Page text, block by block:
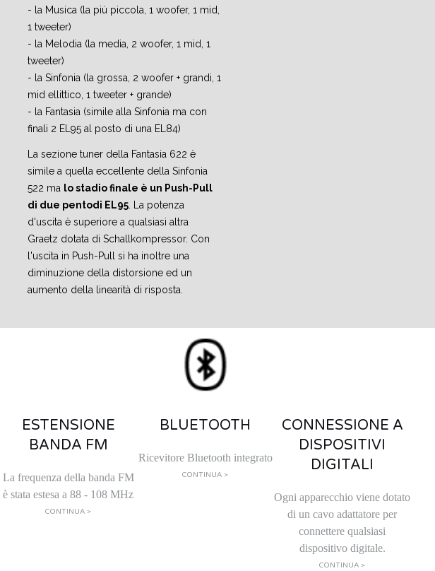
- la Musica (la più piccola, 1 woofer, 1 mid,
1 tweeter)
- la Melodia (la media, 2 woofer, 1 mid, 1
tweeter)
- la Sinfonia (la grossa, 2 woofer + grandi, 1
mid ellittico, 1 tweeter + grande)
- la Fantasia (simile alla Sinfonia ma con
finali 2 EL95 al posto di una EL84)
La sezione tuner della Fantasia 622 è
simile a quella eccellente della Sinfonia
522 ma lo stadio finale è un Push-Pull
di due pentodi EL95. La potenza
d'uscita è superiore a qualsiasi altra
Graetz dotata di Schallkompressor. Con
l'uscita in Push-Pull si ha inoltre una
diminuzione della distorsione ed un
aumento della linearità di risposta.
ESTENSIONE
BANDA FM
La frequenza della banda FM
è stata estesa a 88 - 108 MHz
CONTINUA >
BLUETOOTH
Ricevitore Bluetooth integrato
CONTINUA >
CONNESSIONE A
DISPOSITIVI
DIGITALI
Ogni apparecchio viene dotato
di un cavo adattatore per
connettere qualsiasi
dispositivo digitale.
CONTINUA >